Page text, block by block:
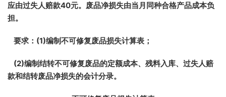
应由过失人赔款40元。废品净损失由当月同种合格产品成本负
担。
要求： (1)编制不可修复废品损失计算表；
(2)编制结转不可修复废品的定额成本、残料入库、过失人赔
款和结转废品净损失的会计分录。